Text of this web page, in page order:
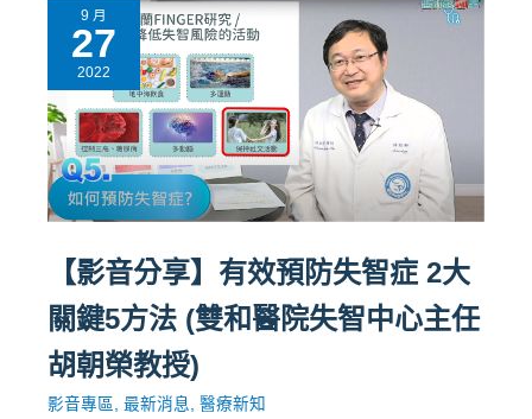
9 月
27
2022
【影音分享】有效預防失智症 2大
關鍵5方法 (雙和醫院失智中心主任
胡朝榮教授)
影音專區 最新消息 醫療新知